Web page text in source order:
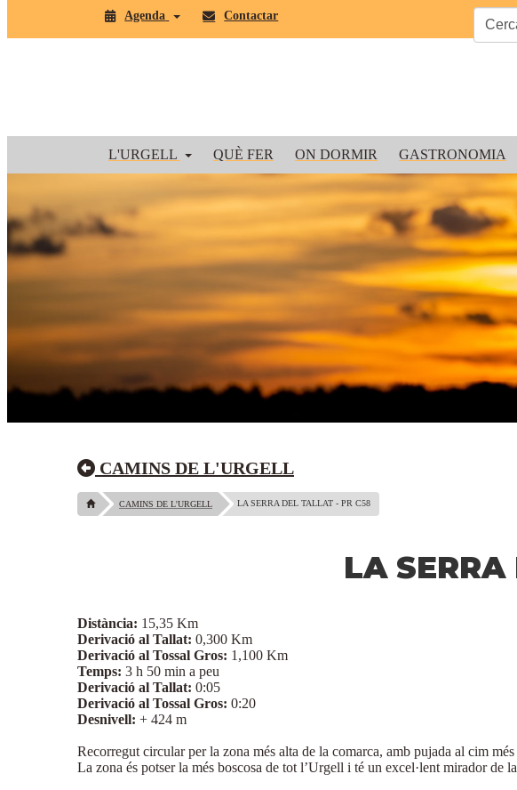
Agenda Contactar
L'URGELL QUÈ FER ON DORMIR GASTRONOMIA
CAMINS DE L'URGELL
CAMINS DE L'URGELL LA SERRA DEL TALLAT - PR C58
LA
Distància: 15,35 Km
Derivació al Tallat: 0,300 Km
Derivació al Tossal Gros: 1,100 Km
Temps: 3 h 50 min a peu
Derivació al Tallat: 0:05
Derivació al Tossal Gros: 0:20
Desnivell: + 424 m
Recorregut circular per la zona més alta de la comarca, amb pujada al cim
La zona és potser la més boscosa de tot l’Urgell i té un excel·lent mirador de